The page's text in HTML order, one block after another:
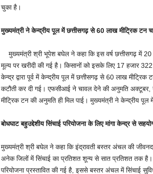
चुका है।
मुख्यमंत्री ने केन्द्रीय पूल में छत्तीसगढ़ से 60 लाख मीट्रिक टन
मुख्यमंत्री श्री भूपेश बघेल ने कहा कि इस वर्ष छत्तीसगढ़ में
मूल्य पर खरीदी की गई है। किसानों को इसके लिए 17 हजार
केन्द्र द्वारा पूर्व में केन्द्रीय पूल में छत्तीसगढ़ से 60 लाख
कटौती कर दी गई। एफसीआई ने चावल देने की अनुमति अक्टूबर,
मीट्रिक टन की अनुमति ही मिल पाई। मुख्यमंत्री ने केन्द्रीय
बोधघाट बहुउद्देशीय सिंचाई परियोजना के लिए मांगा केन्द्र से
मुख्यमंत्री श्री बघेल ने कहा कि इंद्रावती बस्तर अंचल की
अनेक जिलों में सिंचाई का प्रतिशत शून्य से सात प्रतिशत तक है।
परियोजना प्रस्तावित की गई है, इससे बस्तर अंचल में सिंचाई